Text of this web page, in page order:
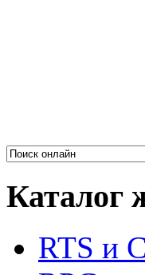
Каталог
RTS и